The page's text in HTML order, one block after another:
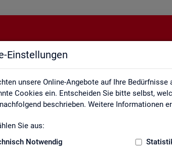
Einstellungen
unsere Online-Angebote auf Ihre
Cookies ein. Entscheiden Sie bitte selbst,
beschrieben. Weitere Informationen
Sie aus:
Notwendig
Individuelle